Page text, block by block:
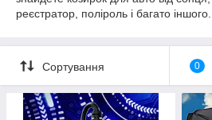
реєстратор, поліроль і багато іншого.
Сортування 0